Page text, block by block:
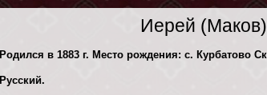
Иерей
Родился в 1883 г. Место рождения: с. Курбатово
Русский.